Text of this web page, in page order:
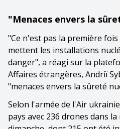
"Menaces envers la
"Ce n'est pas la première
mettent les installations
danger", a réagi sur la
Affaires étrangères, Andriï
"menaces envers la sûreté
Selon l'armée de l'Air
pays avec 236 drones dans